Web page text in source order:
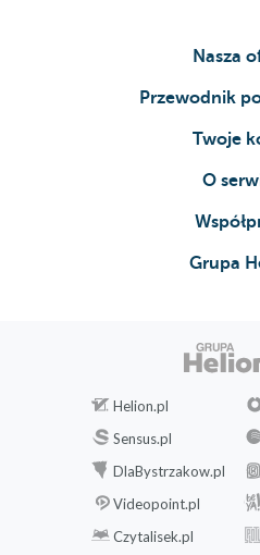
Nasza
Przewodnik
Twoje
O
Grupa
Helion.pl
Sensus.pl
DlaBystrzakow.pl
Videopoint.pl
Czytalisek.pl